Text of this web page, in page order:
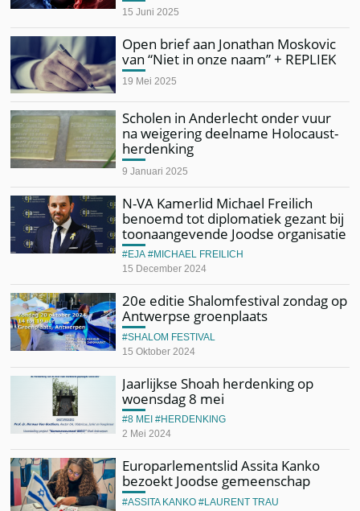
15 Juni 2025
Open brief aan Jonathan Moskovic
van “Niet in onze naam” + REPLIEK
19 Mei 2025
Scholen in Anderlecht onder vuur
na weigering deelname Holocaust-
herdenking
9 Januari 2025
N-VA Kamerlid Michael Freilich
benoemd tot diplomatiek gezant bij
toonaangevende Joodse organisatie
15 December 2024
EJA MICHAEL FREILICH
20e editie Shalomfestival zondag op
Antwerpse groenplaats
15 Oktober 2024
SHALOM FESTIVAL
Jaarlijkse Shoah herdenking op
woensdag 8 mei
2 Mei 2024
8 MEI HERDENKING
Europarlementslid Assita Kanko
bezoekt Joodse gemeenschap
ASSITA KANKO LAURENT TRAU